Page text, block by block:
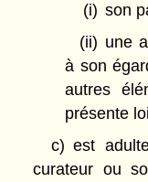
(i) son
(ii) une
à son
autres
présente
c) est
curateur ou